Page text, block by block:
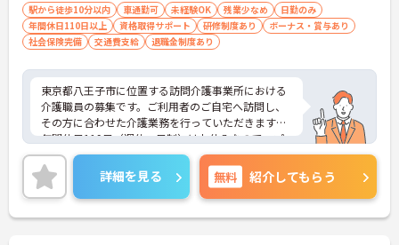
駅から徒歩10分以内 車通勤可 未経験OK 残業少なめ
日勤のみ
年間休日110日以上
資格取得サポート 研修制度あり
ボーナス・賞与あり
社会保険完備
交通費支給 退職金制度あり
東京都八王子市に位置する訪問介護事業所における
介護職員の募集です。ご利用者のご自宅へ訪問し、
その方に合わせた介護業務を行っていただきます。
年間休日119日（週休二日制）はお休みなので、プ
ライベートとのメリハリのある働き方が可能です。
また、研修制度があり、働きながらスキルアップが
目指せます。
ご興味のある方には、面接対策ポイントなど、さら
に詳細をお話しいたしますのでお気軽にご相談くだ
詳細を見る 無料 紹介してもらう